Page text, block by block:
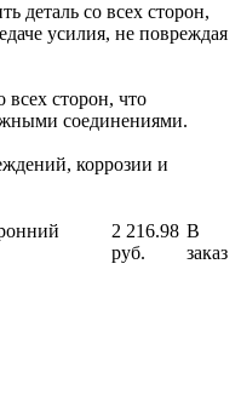
деталь со всех сторон,
усилия, не повреждая
всех сторон, что
соединениями.
коррозии и
2 216.98
руб.
В
заказ